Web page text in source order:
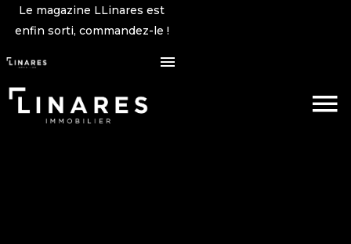
Le magazine LLinares est
enfin sorti, commandez-le !